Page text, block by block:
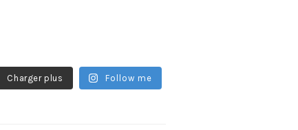
Charger plus Follow me